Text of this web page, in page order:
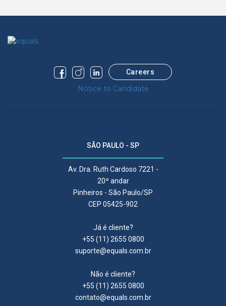
Careers
Notice to Candidate
SÃO PAULO - SP
Av. Dra. Ruth Cardoso 7221 -
20º andar
Pinheiros - São Paulo/SP
CEP 05425-902
Já é cliente?
+55 (11) 2655 0800
suporte@equals.com.br
Não é cliente?
+55 (11) 2655 0800
contato@equals.com.br